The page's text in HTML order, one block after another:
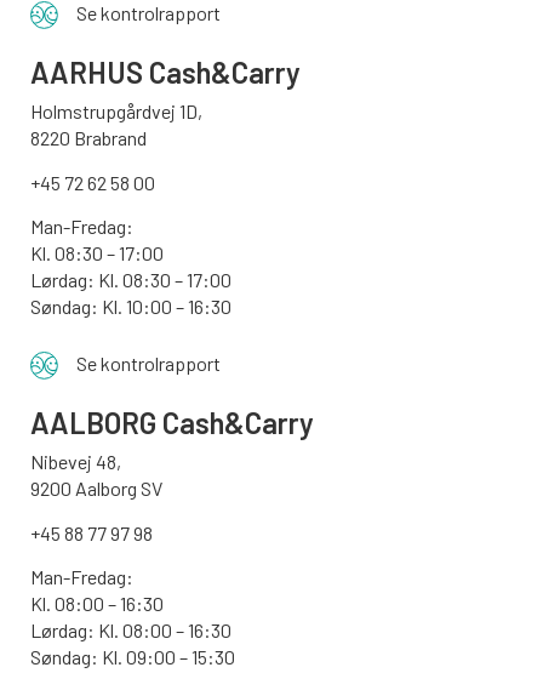
Se kontrolrapport
AARHUS Cash&Carry
Holmstrupgårdvej 1D,
8220 Brabrand
+45 72 62 58 00
Man-Fredag:
Kl. 08:30 – 17:00
Lørdag: Kl. 08:30 – 17:00
Søndag: Kl. 10:00 – 16:30
Se kontrolrapport
AALBORG Cash&Carry
Nibevej 48,
9200 Aalborg SV
+45 88 77 97 98
Man-Fredag:
Kl. 08:00 – 16:30
Lørdag: Kl. 08:00 – 16:30
Søndag: Kl. 09:00 – 15:30